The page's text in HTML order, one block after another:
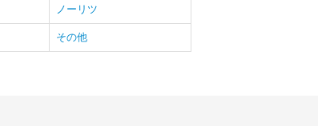
ノーリツ
その他